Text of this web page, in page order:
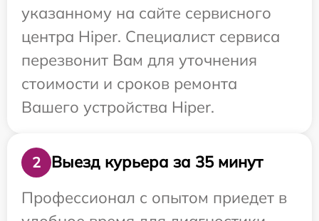
указанному на сайте сервисного
центра Hiper. Специалист сервиса
перезвонит Вам для уточнения
стоимости и сроков ремонта
Вашего устройства Hiper.
2
Выезд курьера за 35 минут
Профессионал с опытом приедет в